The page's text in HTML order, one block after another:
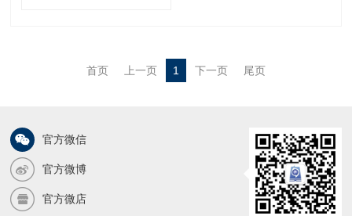
的第一版和修订本教材在使用过程中反馈
意见基础上，结合学科发展动态调整更新
首页 上一页 1 下一页 尾页
官方微信
官方微博
官方微店